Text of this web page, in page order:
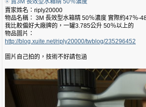
賣3M 長效型水箱精 50％濃度
賣家姓名：riply20000
物品名稱： 3M 長效型水箱精 50％濃度 實際約47％-
我比較偏好大廠牌的，一罐3.785公升 50％以上的
物品圖片：
http://blog.xuite.net/riply20000/twblog/235296452
圖片自己拍的，技術不好請包涵